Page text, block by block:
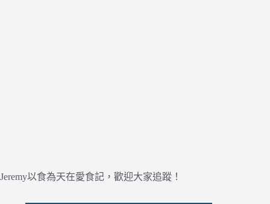
Jeremy以食為天在愛食記，歡迎大家追蹤！